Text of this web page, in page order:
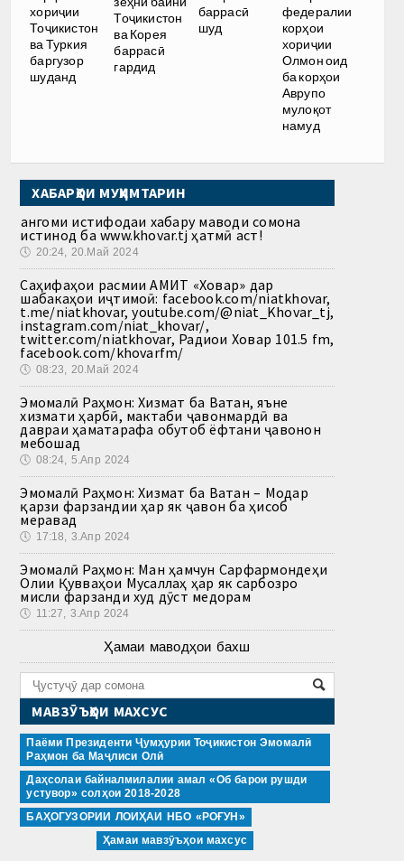
хориҷии
Тоҷикистон
ва Туркия
баргузор
шуданд
Тоҷикистон
ва Корея
баррасӣ
гардид
баррасӣ
шуд
федералии
корҳои
хориҷии
Олмон оид
ба корҳои
Аврупо
мулоқот
намуд
ХАБАРҲОИ МУҲИМТАРИН
Ҳангоми истифодаи хабару маводи сомона
истинод ба www.khovar.tj ҳатмӣ аст!
🕔 20:24, 20.Май 2024
Саҳифаҳои расмии АМИТ «Ховар» дар
шабакаҳои иҷтимоӣ: facebook.com/niatkhovar,
t.me/niatkhovar, youtube.com/@niat_Khovar_tj,
instagram.com/niat_khovar/,
twitter.com/niatkhovar, Радиои Ховар 101.5 fm,
facebook.com/khovarfm/
🕔 08:23, 20.Май 2024
Эмомалӣ Раҳмон: Хизмат ба Ватан, яъне
хизмати ҳарбӣ, мактаби ҷавонмардӣ ва
давраи ҳаматарафа обутоб ёфтани ҷавонон
мебошад
🕔 08:24, 5.Апр 2024
Эмомалӣ Раҳмон: Хизмат ба Ватан – Модар
қарзи фарзандии ҳар як ҷавон ба ҳисоб
меравад
🕔 17:18, 3.Апр 2024
Эмомалӣ Раҳмон: Ман ҳамчун Сарфармондеҳи
Олии Қувваҳои Мусаллаҳ ҳар як сарбозро
мисли фарзанди худ дӯст медорам
🕔 11:27, 3.Апр 2024
Ҳамаи маводҳои бахш
МАВЗӮЪҲОИ МАХСУС
Паёми Президенти Ҷумҳурии Тоҷикистон Эмомалӣ
Раҳмон ба Маҷлиси Олӣ
Даҳсолаи байналмилалии амал «Об барои рушди
устувор» солҳои 2018-2028
БАҲОГУЗОРИИ ЛОИҲАИ НБО «РОҒУН»
Ҳамаи мавзӯъҳои махсус